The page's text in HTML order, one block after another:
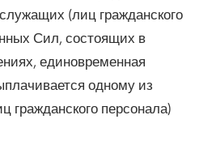
(лиц гражданского
Сил, состоящих в
единовременная
одному из
гражданского персонала)